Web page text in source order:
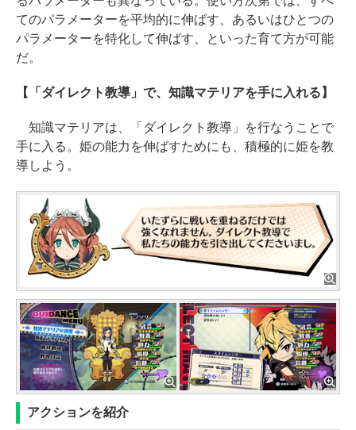
てのパラメーターを平均的に伸ばす、あるいはひとつの
パラメーターを特化して伸ばす、といった育て方が可能
だ。
【「ダイレクト教導」で、知識マテリアを手に入れる】
知識マテリアは、「ダイレクト教導」を行なうことで
手に入る。姫の能力を伸ばすためにも、積極的に姫を教
導しよう。
アクションを紹介